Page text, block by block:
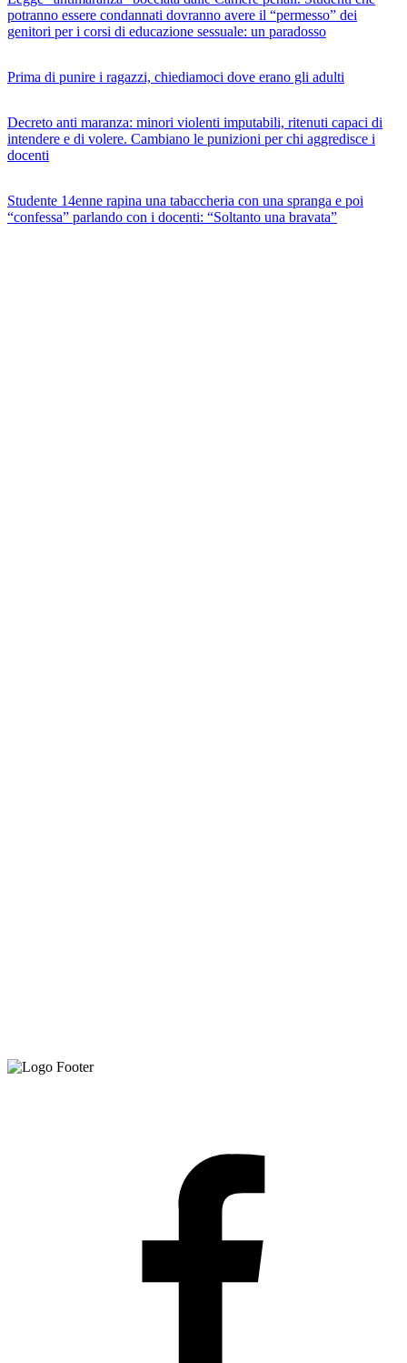
potranno essere condannati dovranno avere il “permesso” dei
genitori per i corsi di educazione sessuale: un paradosso
Prima di punire i ragazzi, chiediamoci dove erano gli adulti
Decreto anti maranza: minori violenti imputabili, ritenuti capaci di
intendere e di volere. Cambiano le punizioni per chi aggredisce i
docenti
Studente 14enne rapina una tabaccheria con una spranga e poi
“confessa” parlando con i docenti: “Soltanto una bravata”